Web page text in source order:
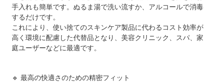
手入れも簡単です。ぬるま湯で洗い流すか、アルコールで消毒
するだけです。
これにより、使い捨てのスキンケア製品に代わるコスト効率が
高く環境に配慮した代替品となり、美容クリニック、スパ、家
庭ユーザーなどに最適です。
🔹 最高の快適さのための精密フィット